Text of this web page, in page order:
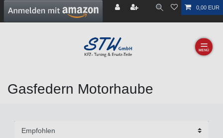
0,00 EUR
☰
Gasfedern Motorhaube